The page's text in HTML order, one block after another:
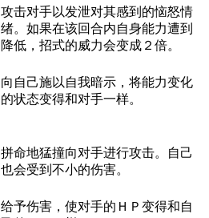
攻击对手以发泄对其感到的恼怒情
绪。如果在该回合内自身能力遭到
降低，招式的威力会变成２倍。
向自己施以自我暗示，将能力变化
的状态变得和对手一样。
拼命地猛撞向对手进行攻击。自己
也会受到不小的伤害。
给予伤害，使对手的ＨＰ变得和自